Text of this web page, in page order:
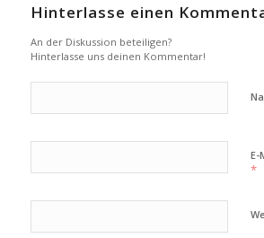
Hinterlasse einen
An der Diskussion beteiligen?
Hinterlasse uns deinen Kommentar!
E-
*